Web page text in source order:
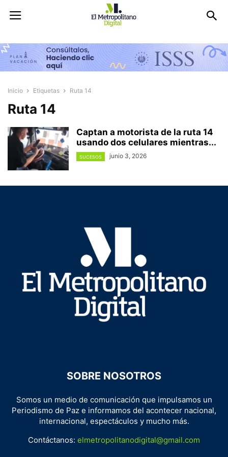
Inicio Etiquetas Ruta 14
Ruta 14
Captan a motorista de la ruta 14
usando dos celulares mientras...
SUCESOS junio 3, 2026
SOBRE NOSOTROS
Somos un medio de comunicación que impulsamos un
Periodismo de Paz e informamos del acontecer nacional,
internacional, espectáculos y mucho más.
Contáctanos: elmetropolitanodigital@gmail.com